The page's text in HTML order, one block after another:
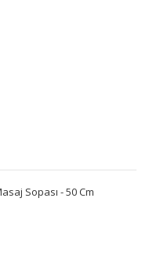
Sopası - 50 Cm